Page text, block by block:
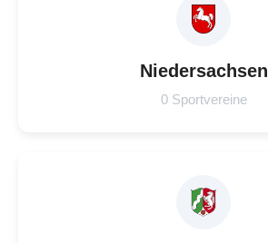
Niedersachsen
0 Sportvereine